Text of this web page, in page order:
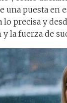
una puesta en
lo precisa y
la fuerza de